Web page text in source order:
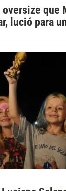
que
lució para